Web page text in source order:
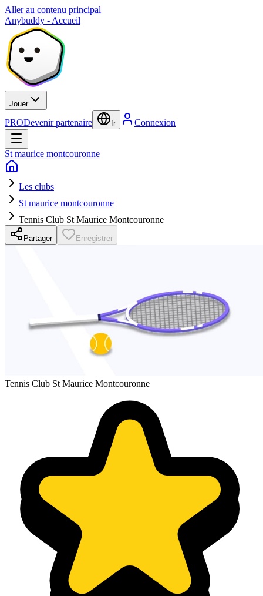
Aller au contenu principal
Anybuddy - Accueil
Jouer
PRODevenir partenaire fr Connexion
St maurice montcouronne
Les clubs
St maurice montcouronne
Tennis Club St Maurice Montcouronne
Partager Enregistrer
Tennis Club St Maurice Montcouronne